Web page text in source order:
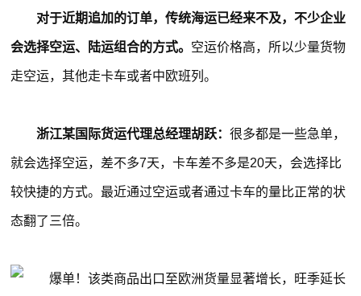
对于近期追加的订单，传统海运已经来不及，不少企业
会选择空运、陆运组合的方式。 空运价格高，所以少量货物
走空运，其他走卡车或者中欧班列。
浙江某国际货运代理总经理胡跃：很多都是一些急单，
就会选择空运，差不多7天，卡车差不多是20天，会选择比
较快捷的方式。最近通过空运或者通过卡车的量比正常的状
态翻了三倍。